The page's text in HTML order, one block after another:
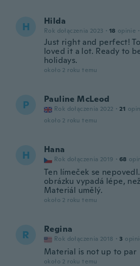
H Hilda
Rok dołączenia 2023 · 18 opinie ·
Just right and perfect!
loved it a lot. Ready to
holidays.
około 2 roku temu
P Pauline McLeod
Rok dołączenia 2022 · 21
około 2 roku temu
H Hana
Rok dołączenia 2019 · 68
Ten límeček se
obrázku vypadá lépe,
Materiál umělý.
około 2 roku temu
R Regina
Rok dołączenia 2018 · 3
Material is not up to par
około 2 roku temu